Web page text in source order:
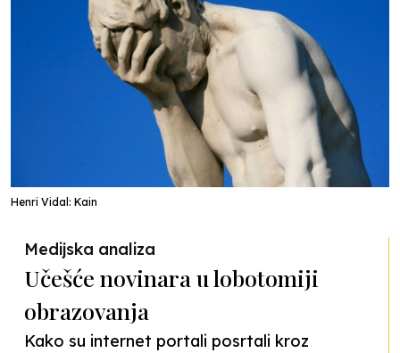
Henri Vidal: Kain
Medijska analiza
Učešće novinara u lobotomiji
obrazovanja
Kako su internet portali posrtali kroz